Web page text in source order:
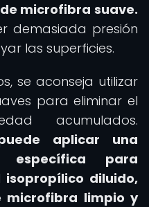
microfibra suave.
demasiada presión
las superficies.
se aconseja utilizar
para eliminar el
acumulados.
aplicar una
específica para
diluido,
microfibra limpio y